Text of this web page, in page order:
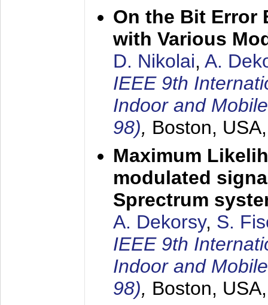
On the Bit Error
with Various
D. Nikolai, A.
IEEE 9th
Indoor and
98), Boston,
Maximum
modulated
Sprectrum
A. Dekorsy, S.
IEEE 9th
Indoor and
98), Boston,